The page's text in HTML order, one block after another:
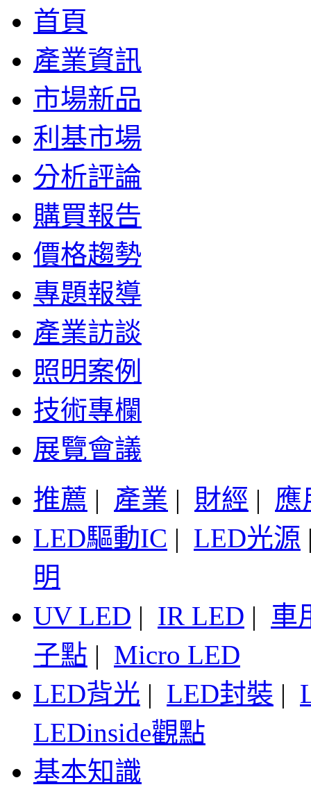
首頁
產業資訊
市場新品
利基市場
分析評論
購買報告
價格趨勢
專題報導
產業訪談
照明案例
技術專欄
展覽會議
推薦 | 產業 | 財經 | 應
LED驅動IC | LED光源
明
UV LED | IR LED | 車
子點 | Micro LED
LED背光 | LED封裝 |
LEDinside觀點
基本知識